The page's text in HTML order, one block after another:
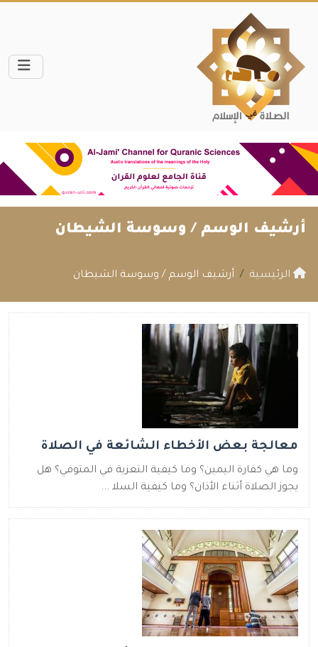
أرشيف الوسم / وسوسة الشيطان
الرئيسية أرشيف الوسم / وسوسة الشيطان
معالجة بعض الأخطاء الشائعة في الصلاة
وما هي كفارة اليمين؟ وما كيفية التعزية في المتوفي؟ هل
يجوز الصلاة أثناء الأذان؟ وما كيفية السلا ...